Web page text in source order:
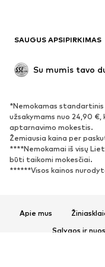
Proginiai
BATAI
Naujienos
Sportbačiai
Batai su kulniukais
Įsispiriami bateliai
SAUGUS APSIPIRKIMAS
Su mumis tavo
*Nemokamas
užsakymams nuo 24,90
aptarnavimo mokestis.
Žemiausia kaina per
****Nemokamai iš visų
būti taikomi mokesčiai.
******Visos kainos
Apie mus
Sąlygos ir